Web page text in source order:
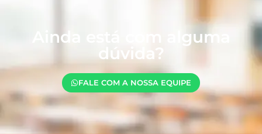
Ainda está com alguma
dúvida?
FALE COM A NOSSA EQUIPE